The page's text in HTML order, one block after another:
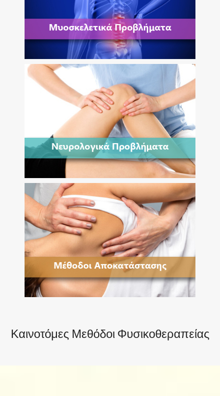
Καινοτόμες Μεθόδοι Φυσικοθεραπείας